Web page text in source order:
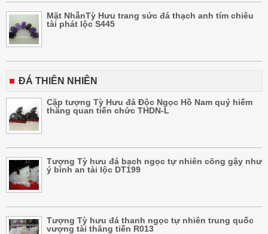
Mặt NhẫnTỳ Hưu trang sức đá thạch anh tím chiêu
tài phát lộc S445
ĐÁ THIÊN NHIÊN
Cặp tượng Tỳ Hưu đá Độc Ngọc Hồ Nam quý hiếm
thăng quan tiến chức THDN-L
Tượng Tỳ hưu đá bạch ngọc tự nhiên cõng gậy như
ý bình an tài lộc DT199
Tượng Tỳ hưu đá thanh ngọc tự nhiên trung quốc
vượng tài thăng tiến R013